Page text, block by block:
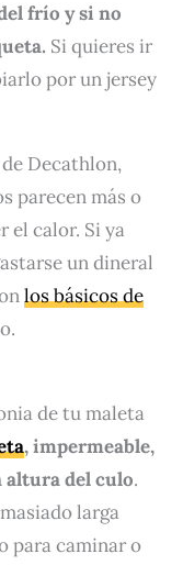
frío y si no
Si quieres ir
por un jersey
Decathlon,
parecen más o
el calor. Si ya
un dineral
los básicos de
de tu maleta
, impermeable,
altura del culo.
larga
para caminar o